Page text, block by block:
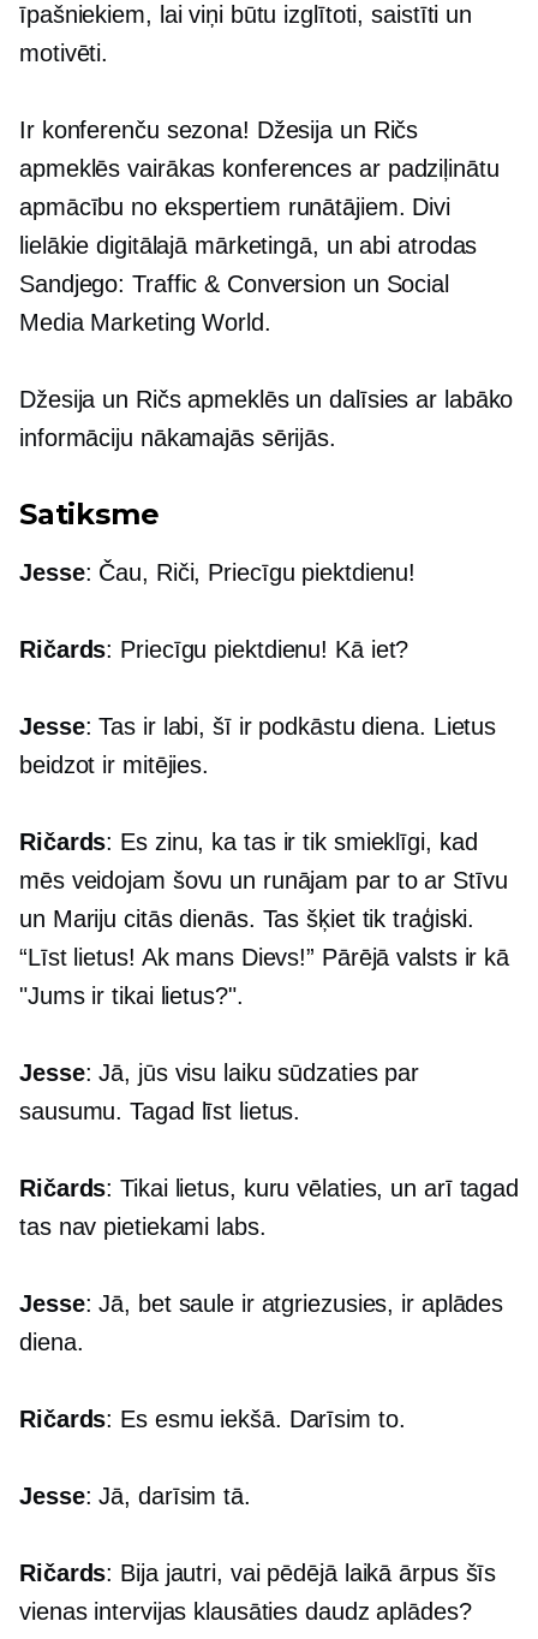
īpašniekiem, lai viņi būtu izglītoti, saistīti un
motivēti.
Ir konferenču sezona! Džesija un Ričs
apmeklēs vairākas konferences ar padziļinātu
apmācību no ekspertiem runātājiem. Divi
lielākie digitālajā mārketingā, un abi atrodas
Sandjego: Traffic & Conversion un Social
Media Marketing World.
Džesija un Ričs apmeklēs un dalīsies ar labāko
informāciju nākamajās sērijās.
Satiksme
Jesse: Čau, Riči, Priecīgu piektdienu!
Ričards: Priecīgu piektdienu! Kā iet?
Jesse: Tas ir labi, šī ir podkāstu diena. Lietus
beidzot ir mitējies.
Ričards: Es zinu, ka tas ir tik smieklīgi, kad
mēs veidojam šovu un runājam par to ar Stīvu
un Mariju citās dienās. Tas šķiet tik traģiski.
“Līst lietus! Ak mans Dievs!” Pārējā valsts ir kā
"Jums ir tikai lietus?".
Jesse: Jā, jūs visu laiku sūdzaties par
sausumu. Tagad līst lietus.
Ričards: Tikai lietus, kuru vēlaties, un arī tagad
tas nav pietiekami labs.
Jesse: Jā, bet saule ir atgriezusies, ir aplādes
diena.
Ričards: Es esmu iekšā. Darīsim to.
Jesse: Jā, darīsim tā.
Ričards: Bija jautri, vai pēdējā laikā ārpus šīs
vienas intervijas klausāties daudz aplādes?